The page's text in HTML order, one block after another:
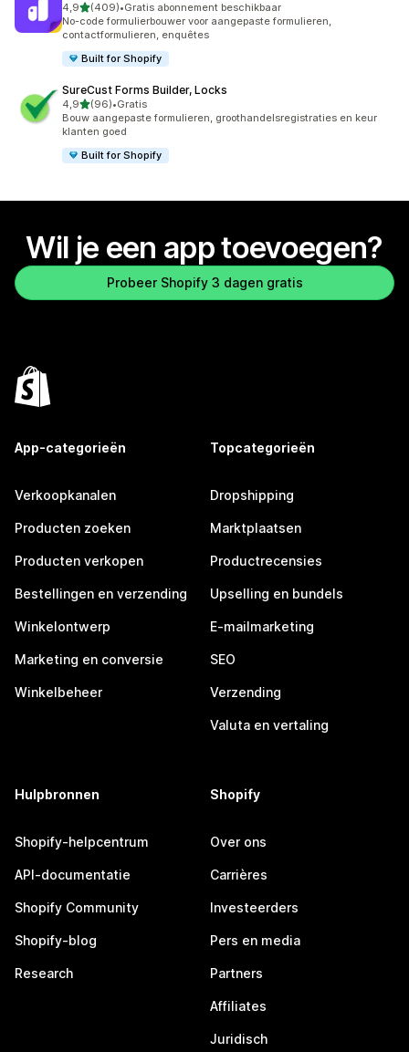
4,9van 5 sterren
(409)
409 recensies in totaal
•Gratis abonnement beschikbaar
No-code formulierbouwer voor aangepaste formulieren,
contactformulieren, enquêtes
Built for Shopify
SureCust Forms Builder, Locks
4,9van 5 sterren
(96)
96 recensies in totaal
•Gratis
Bouw aangepaste formulieren, groothandelsregistraties en keur
klanten goed
Built for Shopify
Wil je een app toevoegen?
Probeer Shopify 3 dagen gratis
App-categorieën
Verkoopkanalen
Producten zoeken
Producten verkopen
Bestellingen en verzending
Winkelontwerp
Marketing en conversie
Winkelbeheer
Topcategorieën
Dropshipping
Marktplaatsen
Productrecensies
Upselling en bundels
E-mailmarketing
SEO
Verzending
Valuta en vertaling
Hulpbronnen
Shopify-helpcentrum
API-documentatie
Shopify Community
Shopify-blog
Research
Shopify
Over ons
Carrières
Investeerders
Pers en media
Partners
Affiliates
Juridisch